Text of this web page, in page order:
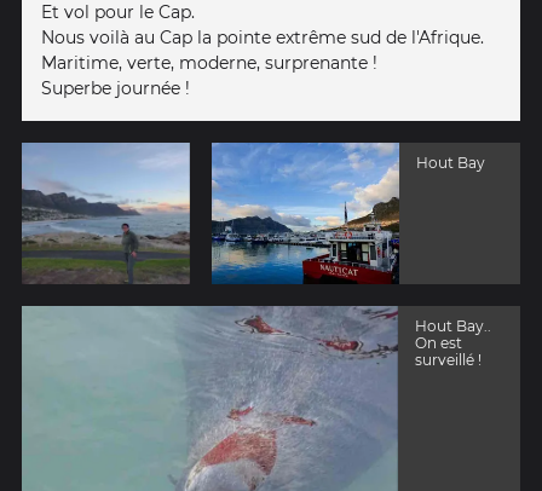
Et vol pour le Cap.
Nous voilà au Cap la pointe extrême sud de l'Afrique.
Maritime, verte, moderne, surprenante !
Superbe journée !
Hout Bay
Hout Bay..
On est
surveillé !